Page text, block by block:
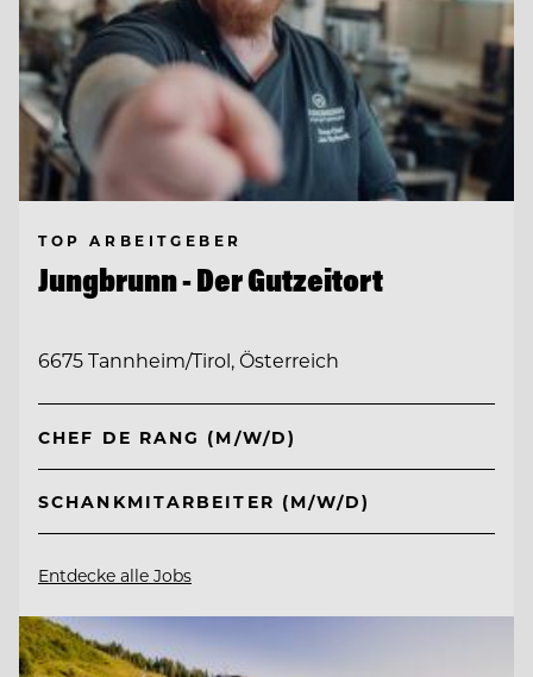
TOP ARBEITGEBER
Jungbrunn - Der Gutzeitort
6675 Tannheim/Tirol, Österreich
CHEF DE RANG (M/W/D)
SCHANKMITARBEITER (M/W/D)
Entdecke alle Jobs